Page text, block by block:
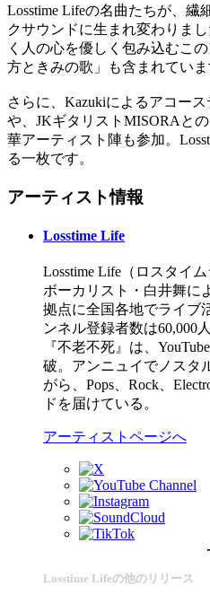
Losstime Lifeの名曲たちが、繊
クサウンドに生まれ変わりま
く人の心を優しく包み込むこ
方ときみの歌」も含まれていま
さらに、Kazukiによるアコー
や、JKギタリストMISORAと
華アーティスト陣も参加。
る一枚です。
アーティスト情報
Losstime Life
Losstime Life（ロスタイ
ボーカリスト・白井舞に
拠点に全国各地でライブ
ンネル登録者数は60,000
『不老不死』は、
破。アンニュイでノスタ
がら、Pops、Rock、
ドを届けている。
アーティストページへ
Losstime Lifeの他のリリース